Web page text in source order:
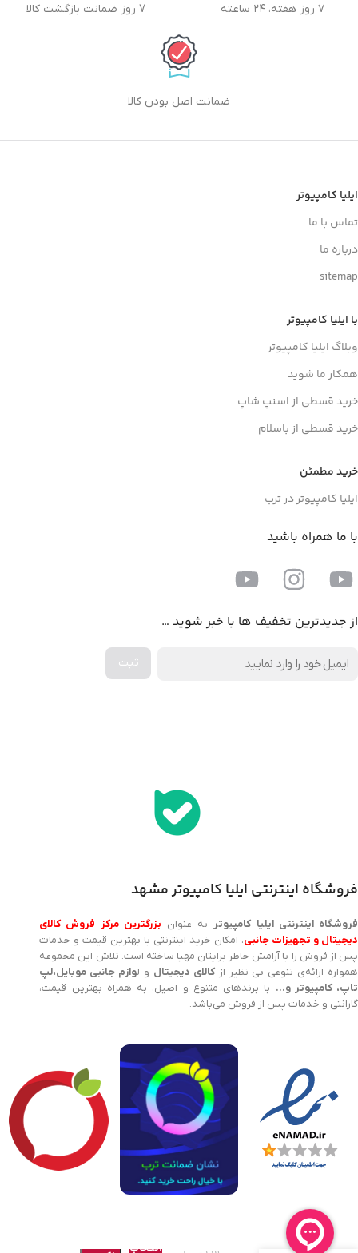
۷ روز هفته، ۲۴ ساعته 7 روز ضمانت بازگشت کالا
ضمانت اصل بودن کالا
ایلیا کامپیوتر
تماس با ما
درباره ما
sitemap
با ایلیا کامپیوتر
وبلاگ ایلیا کامپیوتر
همکار ما شوید
خرید قسطی از اسنپ شاپ
خرید قسطی از باسلام
خرید مطمئن
ایلیا کامپیوتر در ترب
با ما همراه باشید
از جدیدترین تخفیف ها با خبر شوید …
فروشگاه اینترنتی ایلیا کامپیوتر مشهد
فروشگاه اینترنتی ایلیا کامپیوتر به عنوان بزرگترین مرکز فروش کالای
دیجیتال و تجهیزات جانبی، امکان خرید اینترنتی با بهترین قیمت و خدمات
پس از فروش را با آرامش خاطر برایتان مهیا ساخته است. تلاش این مجموعه
همواره ارائه‌ی تنوعی بی نظیر ازکالای دیجیتال و لوازم جانبی موبایل،لپ
تاپ، کامپیوتر و… با برندهای متنوع و اصیل، به همراه بهترین قیمت،
گارانتی و خدمات پس از فروش می‌باشد.
PLUS
KP-
BT512
انتخاب